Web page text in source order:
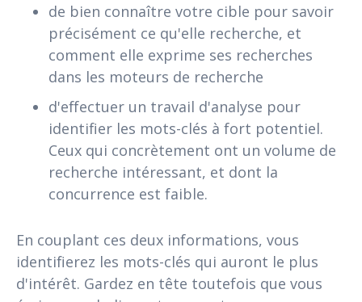
de bien connaître votre cible pour savoir
précisément ce qu'elle recherche, et
comment elle exprime ses recherches
dans les moteurs de recherche
d'effectuer un travail d'analyse pour
identifier les mots-clés à fort potentiel.
Ceux qui concrètement ont un volume de
recherche intéressant, et dont la
concurrence est faible.
En couplant ces deux informations, vous
identifierez les mots-clés qui auront le plus
d'intérêt. Gardez en tête toutefois que vous